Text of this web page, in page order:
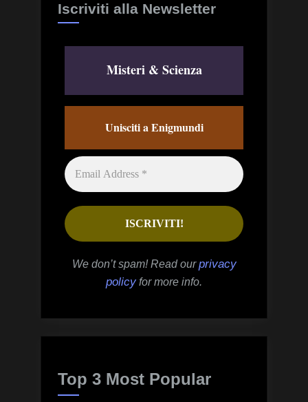
Iscriviti alla Newsletter
Misteri & Scienza
Unisciti a Enigmundi
We don’t spam! Read ourprivacy
policyfor more info.
Top 3 Most Popular